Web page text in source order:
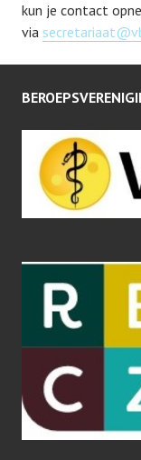
kun je contact
via